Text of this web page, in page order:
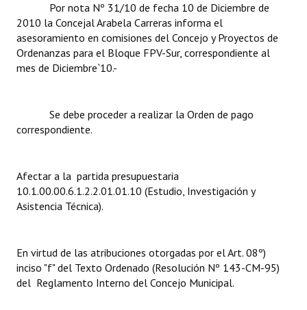
Dictámenes Asesoría Letrada
Actas de Sesión
Informes de Unidad Coordinadora
Actas de Audiencias Públicas
Comunicaciones
Declaraciones
Resoluciones de Presidencia
Por nota Nº 31/10 de fecha 10 de Diciembre de
2010 la Concejal Arabela Carreras informa el
asesoramiento en comisiones del Concejo y Proyectos de
Ordenanzas para el Bloque FPV-Sur, correspondiente al
mes de Diciembre`10.-
Se debe proceder a realizar la Orden de pago
correspondiente.
Afectar a la partida presupuestaria
10.1.00.00.6.1.2.2.01.01.10 (Estudio, Investigación y
Asistencia Técnica).
En virtud de las atribuciones otorgadas por el Art. 08º)
inciso "f" del Texto Ordenado (Resolución Nº 143-CM-95)
del Reglamento Interno del Concejo Municipal.